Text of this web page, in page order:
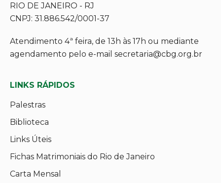
RIO DE JANEIRO - RJ
CNPJ: 31.886.542/0001-37
Atendimento 4ª feira, de 13h às 17h ou mediante
agendamento pelo e-mail secretaria@cbg.org.br
LINKS RÁPIDOS
Palestras
Biblioteca
Links Úteis
Fichas Matrimoniais do Rio de Janeiro
Carta Mensal